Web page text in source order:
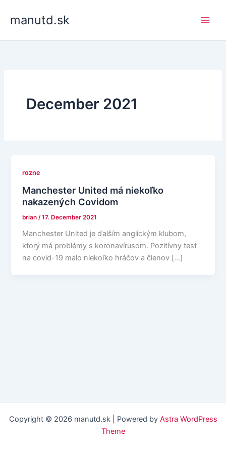
manutd.sk
December 2021
rozne
Manchester United má niekoľko
nakazených Covidom
brian /17. December 2021
Manchester United je ďalším anglickým klubom,
ktorý má problémy s koronavírusom. Pozitívny test
na covid-19 malo niekoľko hráčov a členov […]
Copyright © 2026 manutd.sk | Powered by Astra WordPress
Theme